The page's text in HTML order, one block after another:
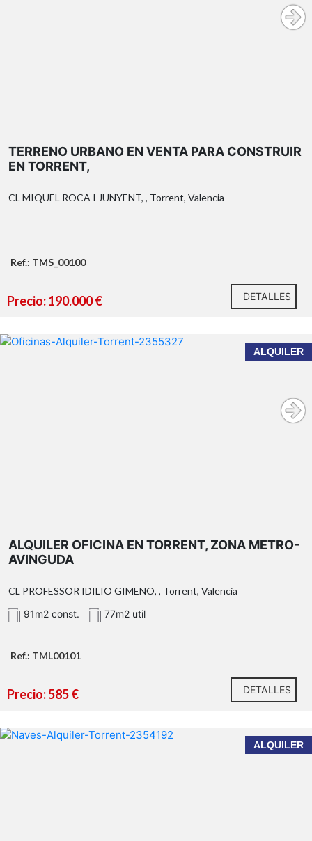
TERRENO URBANO EN VENTA PARA CONSTRUIR
EN TORRENT,
CL MIQUEL ROCA I JUNYENT, , Torrent, Valencia
Ref.: TMS_00100
Precio: 190.000 € DETALLES
ALQUILER
ALQUILER OFICINA EN TORRENT, ZONA METRO-
AVINGUDA
CL PROFESSOR IDILIO GIMENO, , Torrent, Valencia
91m2 const.
77m2 util
Ref.: TML00101
Precio: 585 € DETALLES
ALQUILER